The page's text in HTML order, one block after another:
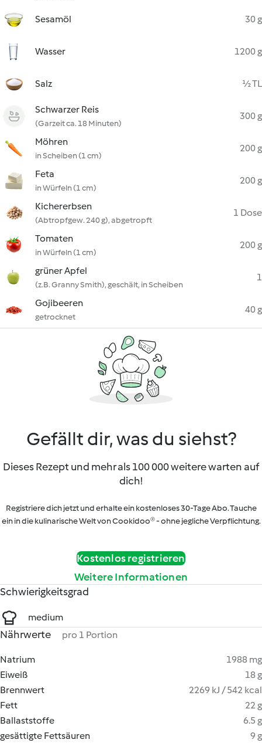
Sesamöl 30 g
Wasser 1200 g
Salz ½ TL
Schwarzer Reis
(Garzeit ca. 18 Minuten)
300 g
Möhren
in Scheiben (1 cm)
200 g
Feta
in Würfeln (1 cm)
200 g
Kichererbsen
(Abtropfgew. 240 g), abgetropft
1 Dose
Tomaten
in Würfeln (1 cm)
200 g
grüner Apfel
(z.B. Granny Smith), geschält, in Scheiben
1
Gojibeeren
getrocknet
40 g
Gefällt dir, was du siehst?
Dieses Rezept und mehr als 100 000 weitere warten auf
dich!
Registriere dich jetzt und erhalte ein kostenloses 30-Tage Abo. Tauche
ein in die kulinarische Welt von Cookidoo® - ohne jegliche Verpflichtung.
Kostenlos registrieren
Weitere Informationen
Schwierigkeitsgrad
medium
Nährwerte pro 1 Portion
Natrium
1988 mg
Eiweiß
18 g
Brennwert
2269 kJ / 542 kcal
Fett
22 g
Ballaststoffe
6.5 g
gesättigte Fettsäuren
9 g